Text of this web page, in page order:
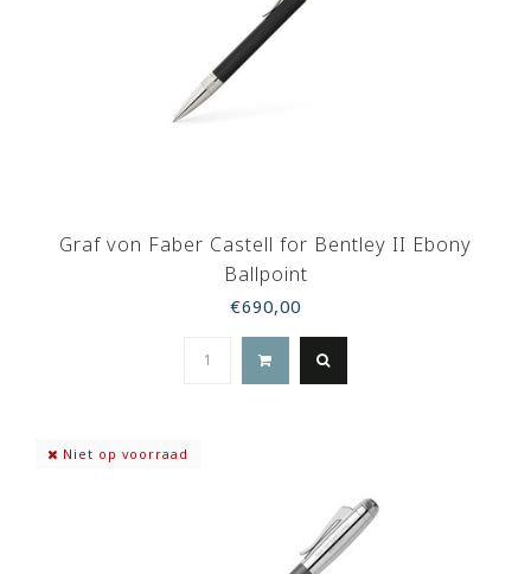
Graf von Faber Castell for Bentley II Ebony
Ballpoint
€690,00
Niet op voorraad